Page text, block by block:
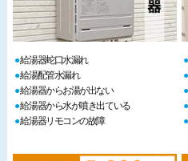
給湯器蛇口水漏れ
給湯配管水漏れ
給湯器からお湯が出ない
給湯器から水が噴き出ている
給湯器リモコンの故障